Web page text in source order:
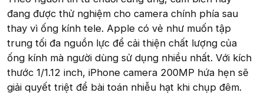
đang được thử nghiệm cho camera chính phía sau
thay vì ống kính tele. Apple có vẻ như muốn tập
trung tối đa nguồn lực để cải thiện chất lượng của
ống kính mà người dùng sử dụng nhiều nhất. Với kích
thước 1/1.12 inch, iPhone camera 200MP hứa hẹn sẽ
giải quyết triệt để bài toán nhiễu hạt khi chụp đêm.